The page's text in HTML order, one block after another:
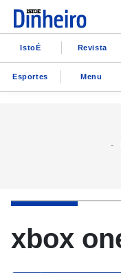
IstoÉ Revista
Esportes Menu
xbox